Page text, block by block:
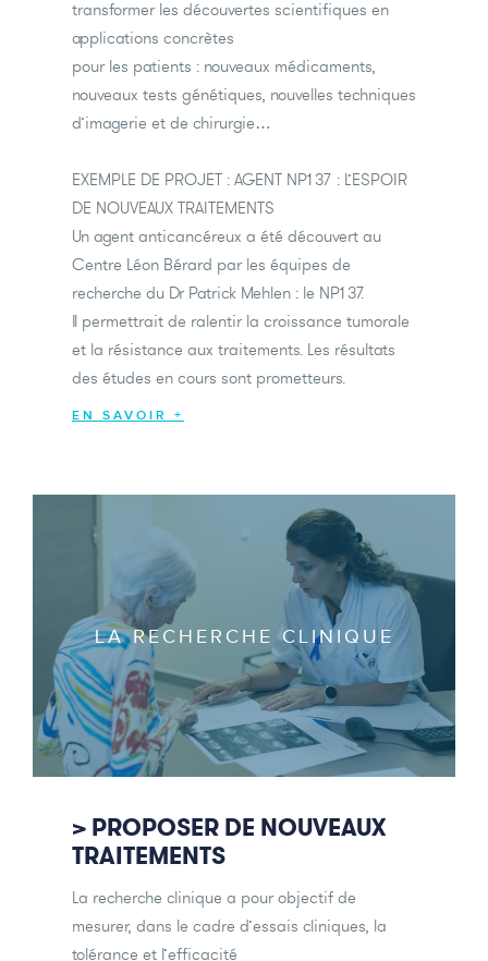
transformer les découvertes scientifiques en
applications concrètes
pour les patients : nouveaux médicaments,
nouveaux tests génétiques, nouvelles techniques
d’imagerie et de chirurgie…
EXEMPLE DE PROJET : AGENT NP137 : L’ESPOIR
DE NOUVEAUX TRAITEMENTS
Un agent anticancéreux a été découvert au
Centre Léon Bérard par les équipes de
recherche du Dr Patrick Mehlen : le NP137.
Il permettrait de ralentir la croissance tumorale
et la résistance aux traitements. Les résultats
des études en cours sont prometteurs.
EN SAVOIR +
LA RECHERCHE CLINIQUE
> PROPOSER DE NOUVEAUX
TRAITEMENTS
La recherche clinique a pour objectif de
mesurer, dans le cadre d’essais cliniques, la
tolérance et l’efficacité